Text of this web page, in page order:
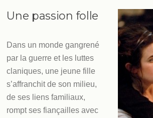
Une passion folle
Dans un monde gangrené
par la guerre et les luttes
claniques, une jeune fille
s’affranchit de son milieu,
de ses liens familiaux,
rompt ses fiançailles avec